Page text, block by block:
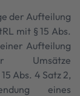
der Aufteilung
mit § 15 Abs.
Aufteilung
Umsätze
Abs. 4 Satz 2,
eines